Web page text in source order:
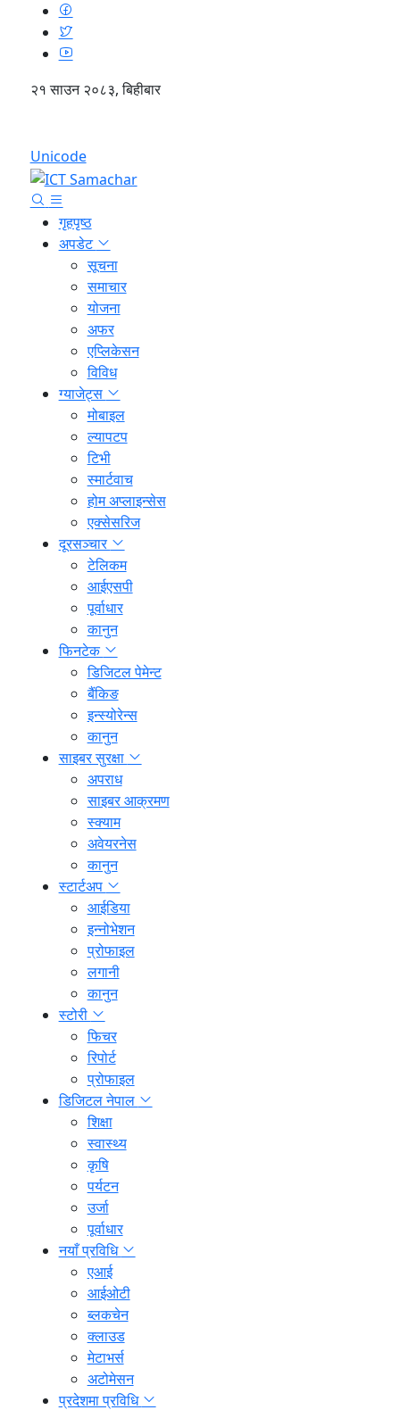
२१ साउन २०८३, बिहीबार
Unicode
गृहपृष्ठ
अपडेट
सूचना
समाचार
योजना
अफर
एप्लिकेसन
विविध
ग्याजेट्स
मोबाइल
ल्यापटप
टिभी
स्मार्टवाच
होम अप्लाइन्सेस
एक्सेसरिज
दूरसञ्चार
टेलिकम
आईएसपी
पूर्वाधार
कानुन
फिनटेक
डिजिटल पेमेन्ट
बैंकिङ
इन्स्योरेन्स
कानुन
साइबर सुरक्षा
अपराध
साइबर आक्रमण
स्क्याम
अवेयरनेस
कानुन
स्टार्टअप
आईडिया
इन्नोभेशन
प्रोफाइल
लगानी
कानुन
स्टोरी
फिचर
रिपोर्ट
प्रोफाइल
डिजिटल नेपाल
शिक्षा
स्वास्थ्य
कृषि
पर्यटन
उर्जा
पूर्वाधार
नयाँ प्रविधि
एआई
आईओटी
ब्लकचेन
क्लाउड
मेटाभर्स
अटोमेसन
प्रदेशमा प्रविधि